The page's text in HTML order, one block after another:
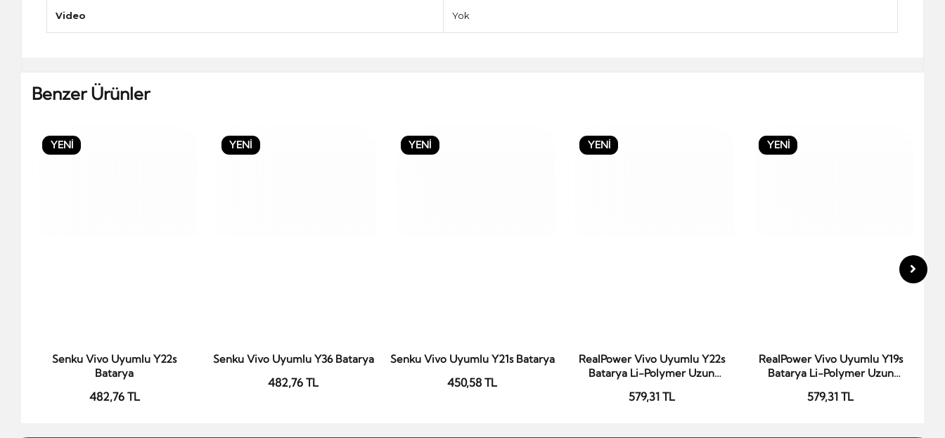
Video Yok
Benzer Ürünler
YENİ
Sepete Ekle
Senku Vivo Uyumlu Y22s
Batarya
482,76 TL
YENİ
Sepete Ekle
Senku Vivo Uyumlu Y36 Batarya
482,76 TL
YENİ
Sepete Ekle
Senku Vivo Uyumlu Y21s Batarya
450,58 TL
YENİ
Sepete Ekle
RealPower Vivo Uyumlu Y22s
Batarya Li-Polymer Uzun
579,31 TL
YENİ
Sepete Ekle
RealPower Vivo Uyumlu Y19s
Batarya Li-Polymer Uzun
579,31 TL